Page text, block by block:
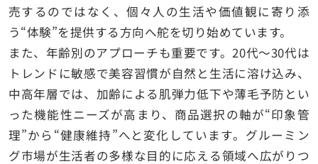
売するのではなく、個々人の生活や価値観に寄り添
う“体験”を提供する方向へ舵を切り始めています。
また、年齢別のアプローチも重要です。20代〜30代は
トレンドに敏感で美容習慣が自然と生活に溶け込み、
中高年層では、加齢による肌弾力低下や薄毛予防とい
った機能性ニーズが高まり、商品選択の軸が“印象管
理”から“健康維持”へと変化しています。グルーミン
グ市場が生活者の多様な目的に応える領域へ広がりつ